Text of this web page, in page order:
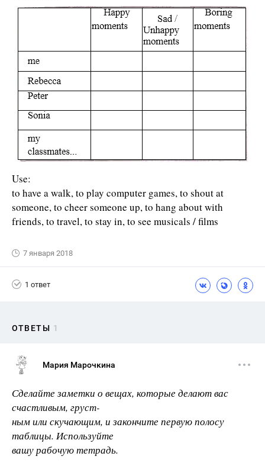
Use:
to have a walk, to play computer games, to shout at
someone, to cheer someone up, to hang about with
friends, to travel, to stay in, to see musicals / films
7 января 2018
1 ответ
ОТВЕТЫ 1
Мария Марочкина
Сделайте заметки о вещах, которые делают вас
счастливым, груст-
ным или скучающим, и закончите первую полосу
таблицы. Используйте
вашу рабочую тетрадь.